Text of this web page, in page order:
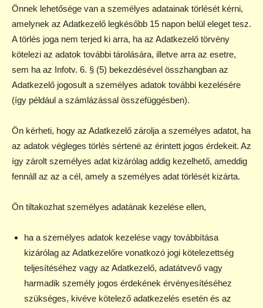
Önnek lehetősége van a személyes adatainak törlését kérni,
amelynek az Adatkezelő legkésőbb 15 napon belül eleget tesz.
A törlés joga nem terjed ki arra, ha az Adatkezelő törvény
kötelezi az adatok további tárolására, illetve arra az esetre,
sem ha az Infotv. 6. § (5) bekezdésével összhangban az
Adatkezelő jogosult a személyes adatok további kezelésére
(így például a számlázással összefüggésben).
Ön kérheti, hogy az Adatkezelő zárolja a személyes adatot, ha
az adatok végleges törlés sértené az érintett jogos érdekeit. Az
így zárolt személyes adat kizárólag addig kezelhető, ameddig
fennáll az az a cél, amely a személyes adat törlését kizárta.
Ön tiltakozhat személyes adatának kezelése ellen,
ha a személyes adatok kezelése vagy továbbítása
kizárólag az Adatkezelőre vonatkozó jogi kötelezettség
teljesítéséhez vagy az Adatkezelő, adatátvevő vagy
harmadik személy jogos érdekének érvényesítéséhez
szükséges, kivéve kötelező adatkezelés esetén és az